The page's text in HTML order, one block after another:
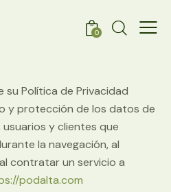
0
su Política de Privacidad
y protección de los datos de
y clientes que
la navegación, al
contratar un servicio a
podalta.com